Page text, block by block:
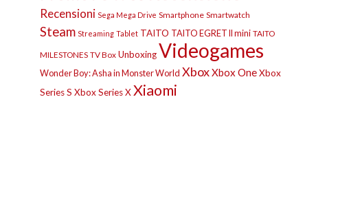
Recensioni Sega Mega Drive Smartphone Smartwatch
Steam Streaming Tablet TAITO TAITO EGRET II mini TAITO
MILESTONES TV Box UnboxingVideogames
Wonder Boy: Asha in Monster World XboxXbox OneXbox
Series S Xbox Series XXiaomi